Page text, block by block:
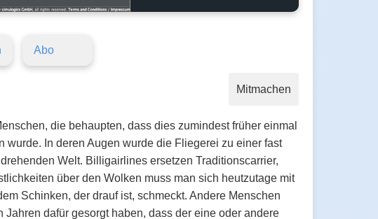
Abo
Mitmachen
die behaupten, dass dies zumindest früher einmal
In deren Augen wurde die Fliegerei zu einer fast
Welt. Billigairlines ersetzen Traditionscarrier,
über den Wolken muss man sich heutzutage mit
Schinken, der drauf ist, schmeckt. Andere Menschen
dafür gesorgt haben, dass der eine oder andere